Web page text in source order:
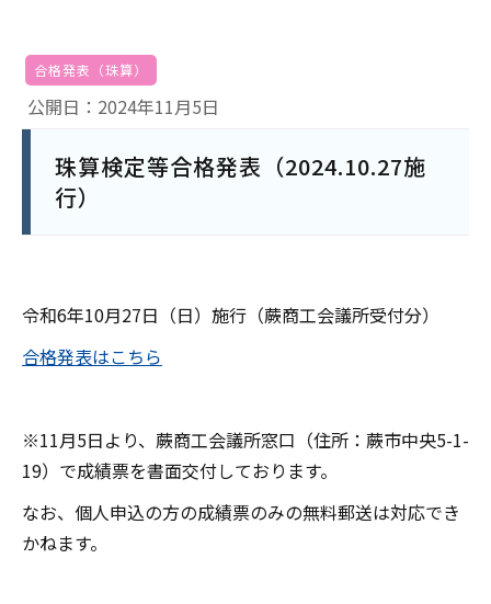
公開日：2024年11月5日
合格発表（珠算）
珠算検定等合格発表（2024.10.27施
行）
令和6年10月27日（日）施行（蕨商工会議所受付分）
合格発表はこちら
※11月5日より、蕨商工会議所窓口（住所：蕨市中央5-1-
19）で成績票を書面交付しております。
なお、個人申込の方の成績票のみの無料郵送は対応でき
かねます。